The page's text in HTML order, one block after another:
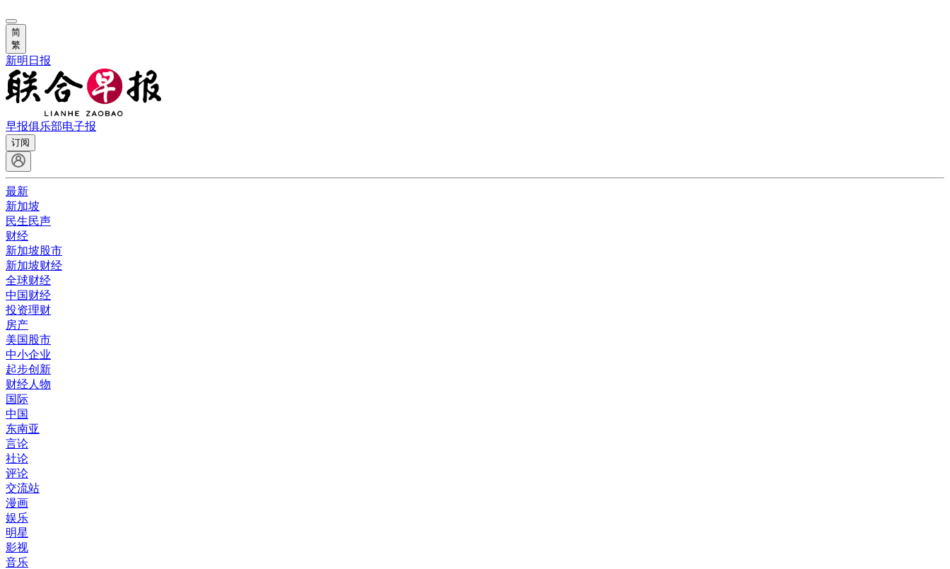
简
繁
新明日报
早报俱乐部电子报
订阅
最新
新加坡
民生民声
财经
新加坡股市
新加坡财经
全球财经
中国财经
投资理财
房产
美国股市
中小企业
起步创新
财经人物
国际
中国
东南亚
言论
社论
评论
交流站
漫画
娱乐
明星
影视
音乐